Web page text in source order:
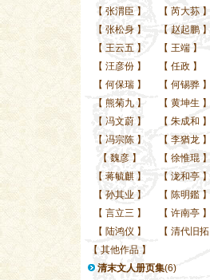
【 张渭臣 】 【 芮大荪 】
【 张松身 】 【 赵起鹏 】
【 王云五 】 【 王端 】
【 汪彦份 】 【 任政 】
【 何保瑞 】 【 何锡骅 】
【 熊菊九 】 【 黄坤生 】
【 冯文蔚 】 【 朱成和 】
【 冯宗陈 】 【 李猶龙 】
【 魏彦 】 【 徐惟琨 】
【 蒋毓麒 】 【 泷和亭 】
【 孙其业 】 【 陈明鑑 】
【 言立三 】 【 许南亭 】
【 陆鸿仪 】 【 清代旧拓
【 其他作品 】
清末文人册页集(6)